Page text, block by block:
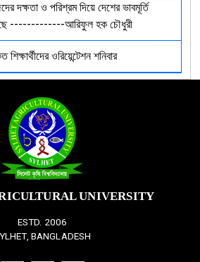
দক্ষতা ও পরিশ্রম দিয়ে দেশের ভাবমূর্তি
-------------আরিফুল হক চৌধুরী
ওরিয়েন্টেশন শনিবার
UNIVERSITY
ESTD. 2006
BANGLADESH